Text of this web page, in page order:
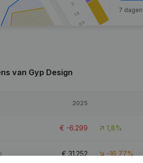
7
van Gyp Design
2025
€ -6.299 1,8%
€ 31.252 -16,77%